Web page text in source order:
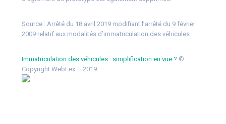
Source : Arrêté du 18 avril 2019 modifiant l’arrêté du 9 février
2009 relatif aux modalités d’immatriculation des véhicules
Immatriculation des véhicules : simplification en vue ? ©
Copyright WebLex – 2019